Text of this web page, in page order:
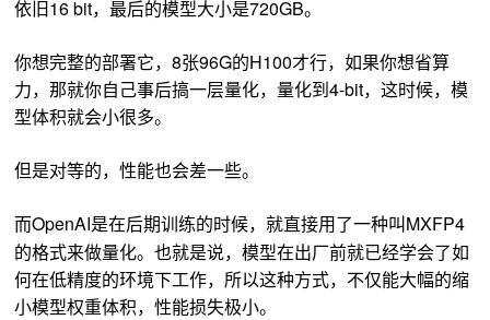
依旧16 bit，最后的模型大小是720GB。
你想完整的部署它，8张96G的H100才行，如果你想省算
力，那就你自己事后搞一层量化，量化到4-bit，这时候，模
型体积就会小很多。
但是对等的，性能也会差一些。
而OpenAI是在后期训练的时候，就直接用了一种叫MXFP4
的格式来做量化。也就是说，模型在出厂前就已经学会了如
何在低精度的环境下工作，所以这种方式，不仅能大幅的缩
小模型权重体积，性能损失极小。